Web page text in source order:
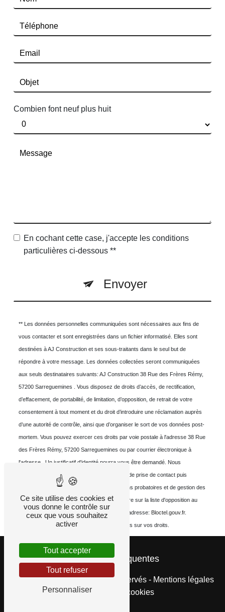
Combien font neuf plus huit
En cochant cette case, j'accepte les conditions
particulières ci-dessous **
Envoyer
** Les données personnelles communiquées sont nécessaires aux fins de
vous contacter et sont enregistrées dans un fichier informatisé. Elles sont
destinées à AJ Construction et ses sous-traitants dans le seul but de
répondre à votre message. Les données collectées seront communiquées
aux seuls destinataires suivants: AJ Construction 38 Rue des Frères Rémy,
57200 Sarreguemines . Vous disposez de droits d’accès, de rectification,
d’effacement, de portabilité, de limitation, d’opposition, de retrait de votre
consentement à tout moment et du droit d’introduire une réclamation auprès
d’une autorité de contrôle, ainsi que d’organiser le sort de vos données post-
mortem. Vous pouvez exercer ces droits par voie postale à l'adresse 38 Rue
des Frères Rémy, 57200 Sarreguemines ou par courrier électronique à
l'adresse . Un justificatif d'identité pourra vous être demandé. Nous
conservons vos données pendant la période de prise de contact puis
pendant la durée de prescription légale aux fins probatoires et de gestion des
contentieux. Vous avez le droit de vous inscrire sur la liste d'opposition au
démarchage téléphonique, disponible à cette adresse: Bloctel.gouv.fr.
Consultez le site cnil.fr pour plus d’informations sur vos droits.
Recherches fréquentes
Vistalid- 2026 - Tous droits réservés - Mentions légales
-Gestion des cookies
Ce site utilise des cookies et
vous donne le contrôle sur
ceux que vous souhaitez
activer
Tout accepter
Tout refuser
Personnaliser